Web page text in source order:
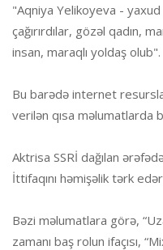
"Aqniya Yelikoyeva -
çağırırdılar, gözəl qadın,
insan, maraqlı yoldaş olub".
Bu barədə internet
verilən qısa məlumatlarda
Aktrisa SSRİ dağılan
İttifaqını həmişəlik tərk
Bəzi məlumatlara görə,
zamanı baş rolun ifaçısı,